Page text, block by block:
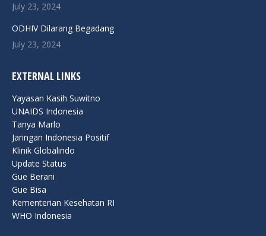
July 23, 2024
ODHIV Dilarang Begadang
July 23, 2024
EXTERNAL LINKS
Yayasan Kasih Suwitno
UNAIDS Indonesia
Tanya Marlo
Jaringan Indonesia Positif
Klinik Globalindo
Update Status
Gue Berani
Gue Bisa
Kementerian Kesehatan RI
WHO Indonesia